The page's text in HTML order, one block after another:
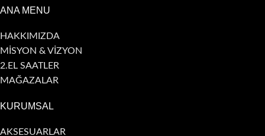
ANA MENU
HAKKIMIZDA
MİSYON & VİZYON
2.EL SAATLER
MAĞAZALAR
KURUMSAL
AKSESUARLAR